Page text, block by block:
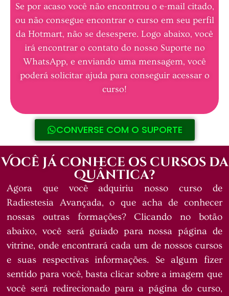
Se por acaso você não encontrou o e-mail citado,
ou não consegue encontrar o curso em seu perfil
da Hotmart, não se desespere. Logo abaixo, você
irá encontrar o contato do nosso Suporte no
WhatsApp, e enviando uma mensagem, você
poderá solicitar ajuda para conseguir acessar o
curso!
CONVERSE COM O SUPORTE
Você já conhece os cursos da
Quântica?
Agora que você adquiriu nosso curso de
Radiestesia Avançada, o que acha de conhecer
nossas outras formações? Clicando no botão
abaixo, você será guiado para nossa página de
vitrine, onde encontrará cada um de nossos cursos
e suas respectivas informações. Se algum fizer
sentido para você, basta clicar sobre a imagem que
você será redirecionado para a página do curso,